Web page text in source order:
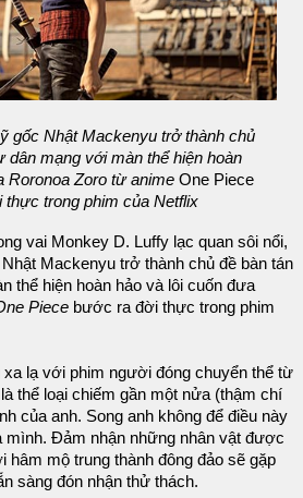
gốc Nhật Mackenyu trở thành chủ
dân mạng với màn thể hiện hoàn
Roronoa Zoro từ anime One Piece
thực trong phim của Netflix
vai Monkey D. Luffy lạc quan sôi nổi,
Mackenyu trở thành chủ đề bàn tán
thể hiện hoàn hảo và lôi cuốn đưa
Piece bước ra đời thực trong phim
lạ với phim người đóng chuyển thể từ
thể loại chiếm gần một nửa (thậm chí
của anh. Song anh không để điều này
mình. Đảm nhận những nhân vật được
mộ trung thành đông đảo sẽ gặp
sàng đón nhận thử thách.